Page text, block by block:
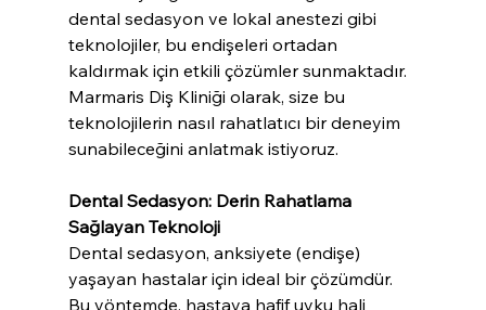
dental sedasyon ve lokal anestezi gibi
teknolojiler, bu endişeleri ortadan
kaldırmak için etkili çözümler sunmaktadır.
Marmaris Diş Kliniği olarak, size bu
teknolojilerin nasıl rahatlatıcı bir deneyim
sunabileceğini anlatmak istiyoruz.
Dental Sedasyon: Derin Rahatlama
Sağlayan Teknoloji
Dental sedasyon, anksiyete (endişe)
yaşayan hastalar için ideal bir çözümdür.
Bu yöntemde, hastaya hafif uyku hali